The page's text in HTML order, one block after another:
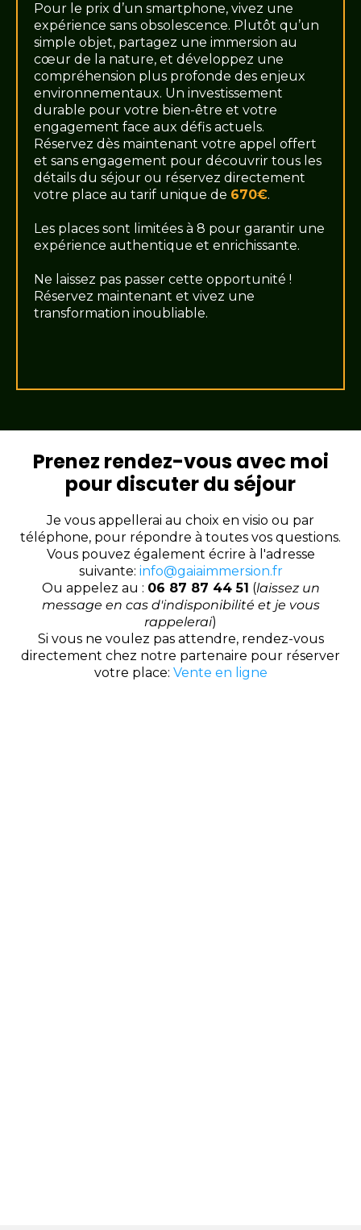
Pour le prix d’un smartphone, vivez une
expérience sans obsolescence. Plutôt qu’un
simple objet, partagez une immersion au
cœur de la nature, et développez une
compréhension plus profonde des enjeux
environnementaux. Un investissement
durable pour votre bien-être et votre
engagement face aux défis actuels.
Réservez dès maintenant votre appel offert
et sans engagement pour découvrir tous les
détails du séjour ou réservez directement
votre place au tarif unique de 670€.
Les places sont limitées à 8 pour garantir une
expérience authentique et enrichissante.
Ne laissez pas passer cette opportunité !
Réservez maintenant et vivez une
transformation inoubliable.
Prenez rendez-vous avec moi
pour discuter du séjour
Je vous appellerai au choix en visio ou par
téléphone, pour répondre à toutes vos questions.
Vous pouvez également écrire à l'adresse
suivante: info@gaiaimmersion.fr
Ou appelez au : 06 87 87 44 51 (laissez un
message en cas d'indisponibilité et je vous
rappelerai)
Si vous ne voulez pas attendre, rendez-vous
directement chez notre partenaire pour réserver
votre place: Vente en ligne